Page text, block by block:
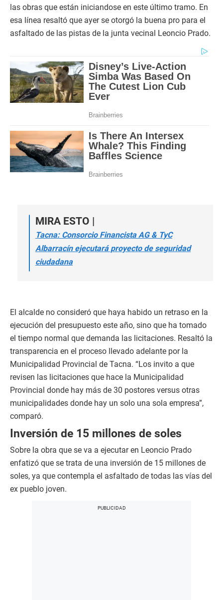
las obras que están iniciandose en este último tramo. En
esa línea resaltó que ayer se otorgó la buena pro para el
asfaltado de las pistas de la junta vecinal Leoncio Prado.
MIRA ESTO |
Tacna: Consorcio Financista AG & TyC
Albarracín ejecutará proyecto de seguridad
ciudadana
El alcalde no consideró que haya habido un retraso en la
ejecución del presupuesto este año, sino que ha tomado
el tiempo normal que demanda las licitaciones. Resaltó la
transparencia en el proceso llevado adelante por la
Municipalidad Provincial de Tacna. “Los invito a que
revisen las licitaciones que hace la Municipalidad
Provincial donde hay más de 30 postores versus otras
municipalidades donde hay un solo una sola empresa”,
comparó.
Inversión de 15 millones de soles
Sobre la obra que se va a ejecutar en Leoncio Prado
enfatizó que se trata de una inversión de 15 millones de
soles, ya que contempla el asfaltado de todas las vías del
ex pueblo joven.